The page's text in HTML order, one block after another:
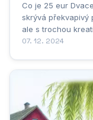
Co je 25 eur
skrývá překvapivý
ale s trochou
částkou dají dělat
07. 12. 2024